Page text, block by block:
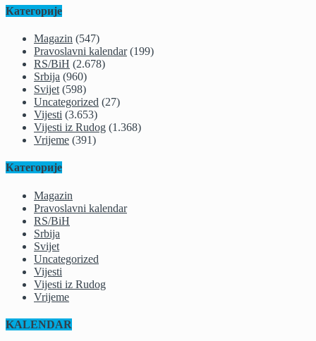
Категорије
Magazin (547)
Pravoslavni kalendar(199)
RS/BiH (2.678)
Srbija (960)
Svijet (598)
Uncategorized (27)
Vijesti (3.653)
Vijesti iz Rudog (1.368)
Vrijeme (391)
Категорије
Magazin
Pravoslavni kalendar
RS/BiH
Srbija
Svijet
Uncategorized
Vijesti
Vijesti iz Rudog
Vrijeme
KALENDAR